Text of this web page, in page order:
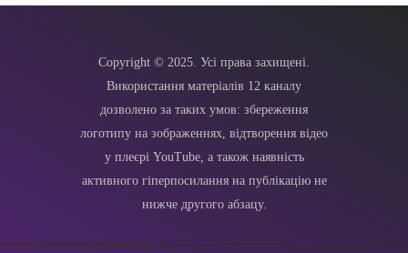
Copyright © 2025. Усі права захищені.
Використання матеріалів 12 каналу
дозволено за таких умов: збереження
логотипу на зображеннях, відтворення відео
у плеєрі YouTube, а також наявність
активного гіперпосилання на публікацію не
нижче другого абзацу.